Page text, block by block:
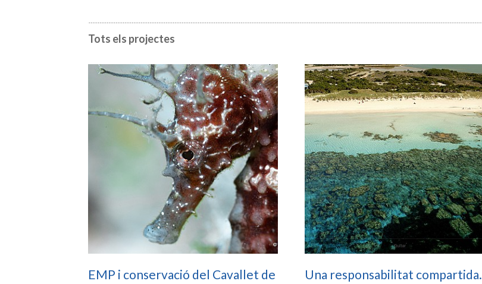
Tots els projectes
EMP i conservació del Cavallet de
Una responsabilitat compartida.